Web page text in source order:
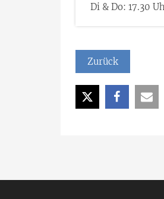
Di & Do: 17.30
Zurück